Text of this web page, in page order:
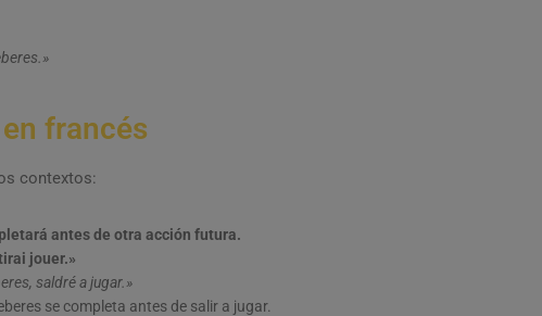
francés
contextos:
antes de otra acción futura.
jouer.»
saldré a jugar.»
se completa antes de salir a jugar.